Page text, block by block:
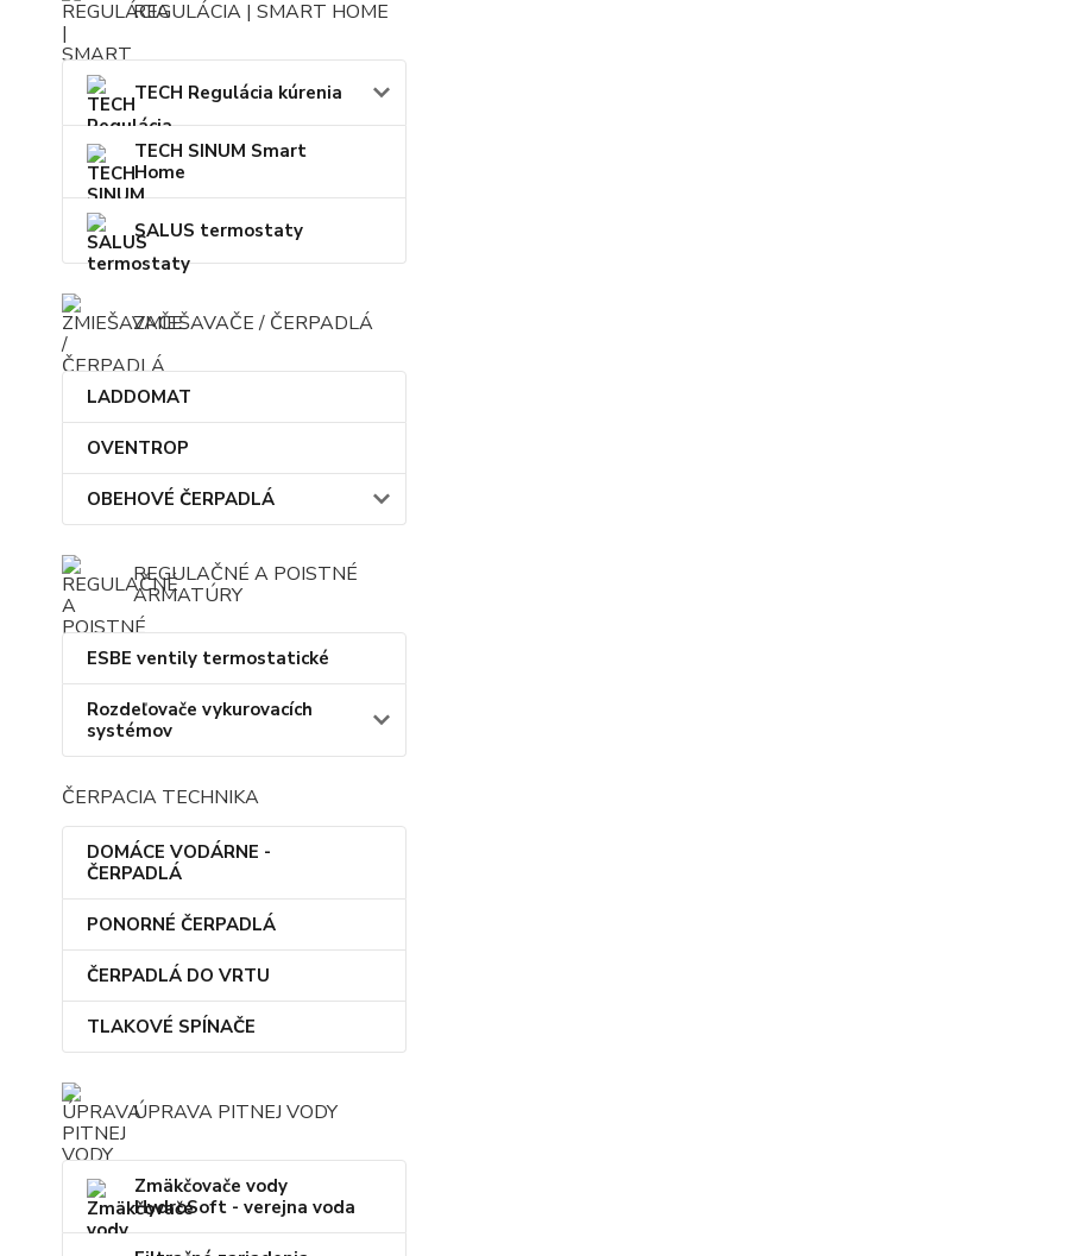
REGULÁCIA | SMART HOME
TECH Regulácia kúrenia
TECH SINUM Smart
Home
SALUS termostaty
ZMIEŠAVAČE / ČERPADLÁ
LADDOMAT
OVENTROP
OBEHOVÉ ČERPADLÁ
REGULAČNÉ A POISTNÉ
ARMATÚRY
ESBE ventily termostatické
Rozdeľovače vykurovacích
systémov
ČERPACIA TECHNIKA
DOMÁCE VODÁRNE -
ČERPADLÁ
PONORNÉ ČERPADLÁ
ČERPADLÁ DO VRTU
TLAKOVÉ SPÍNAČE
ÚPRAVA PITNEJ VODY
Zmäkčovače vody
HydroSoft - verejna voda